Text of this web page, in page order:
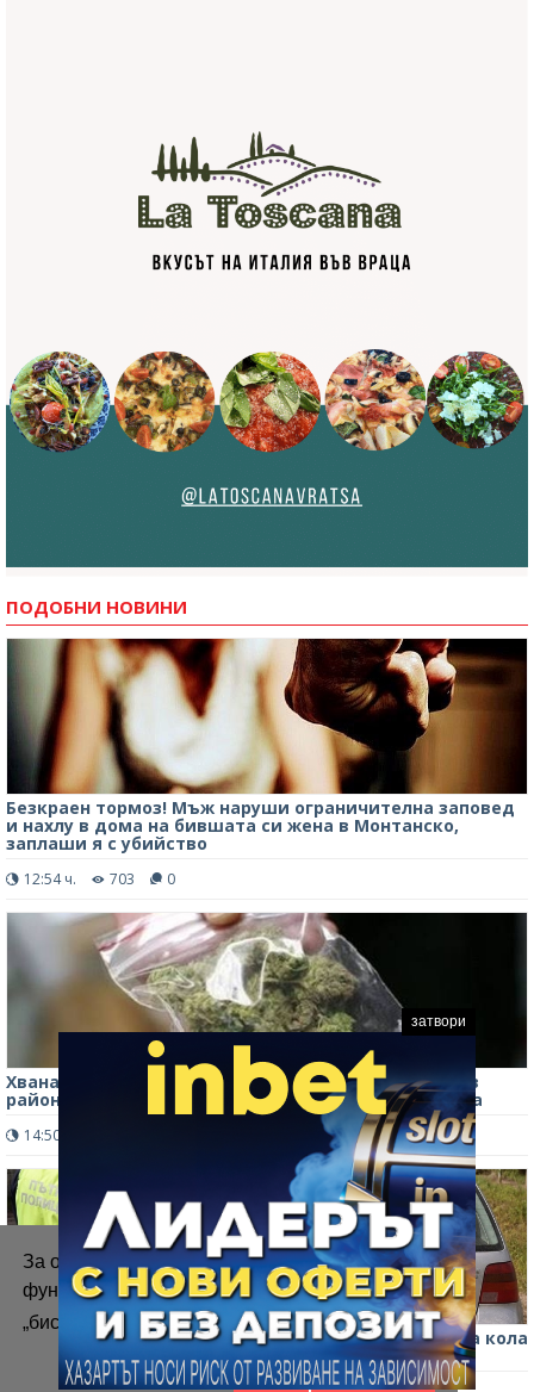
За осигуряване на правилното
функциониране на уебсайта ние използваме
„бисквитки“.
Повече информация
Приемам
ПОДОБНИ НОВИНИ
Безкраен тормоз! Мъж наруши ограничителна заповед
и нахлу в дома на бившата си жена в Монтанско,
заплаши я с убийство
12:54 ч. 703 0
Хванат в крачка! Ченгета задържаха наркодилър в
района на жп гарата в Бойчиновци, преспа в ареста
14:50 ч.
Безумие в Монтанско! Хванаха 15-годишен да юрка кола
без номера, получил разрешение от майка си
затвори